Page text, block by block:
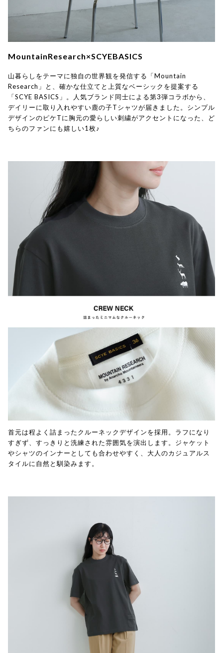
MountainResearch×SCYEBASICS
山暮らしをテーマに独自の世界観を発信する「Mountain
Research」と、確かな仕立てと上質なベーシックを提案する
「SCYE BASICS」。人気ブランド同士による第3弾コラボから、
デイリーに取り入れやすい鹿の子Tシャツが届きました。シンプル
デザインのピケTに胸元の愛らしい刺繍がアクセントになった、ど
ちらのファンにも嬉しい1枚♪
首元は程よく詰まったクルーネックデザインを採用。ラフになり
すぎず、すっきりと洗練された雰囲気を演出します。ジャケット
やシャツのインナーとしても合わせやすく、大人のカジュアルス
タイルに自然と馴染みます。